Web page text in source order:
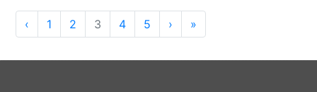
‹ 1 2 3 4 5 › »